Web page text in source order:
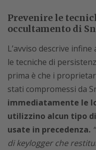
Prevenire le
occultamento di
L’avviso descrive
le tecniche di
prima è che i
stati compromessi da
immediatamente le
utilizzino alcun tipo
usate in precedenza.
di keylogger che